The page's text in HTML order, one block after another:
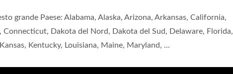
grande Paese: Alabama, Alaska, Arizona, Arkansas, California,
Dakota del Nord, Dakota del Sud, Delaware, Florida,
Kentucky, Louisiana, Maine, Maryland, ...